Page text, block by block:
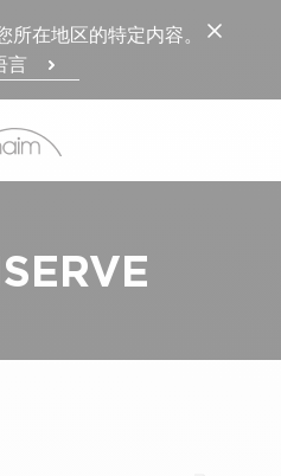
在地区的特定内容。
言